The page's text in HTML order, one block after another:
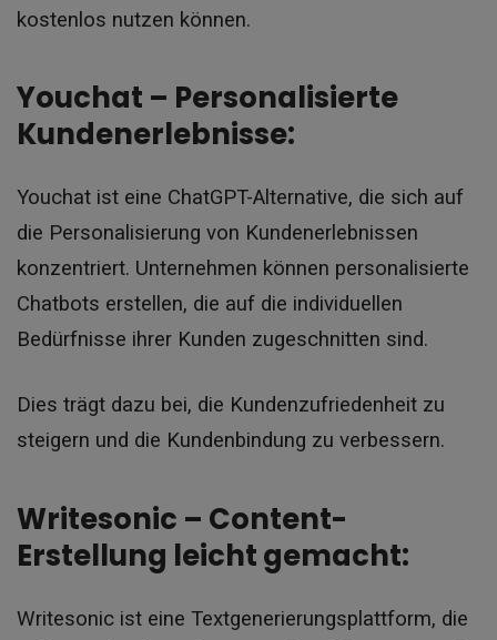
kostenlos nutzen können.
Youchat – Personalisierte
Kundenerlebnisse:
Youchat ist eine ChatGPT-Alternative, die sich auf
die Personalisierung von Kundenerlebnissen
konzentriert. Unternehmen können personalisierte
Chatbots erstellen, die auf die individuellen
Bedürfnisse ihrer Kunden zugeschnitten sind.
Dies trägt dazu bei, die Kundenzufriedenheit zu
steigern und die Kundenbindung zu verbessern.
Writesonic – Content-
Erstellung leicht gemacht:
Writesonic ist eine Textgenerierungsplattform, die